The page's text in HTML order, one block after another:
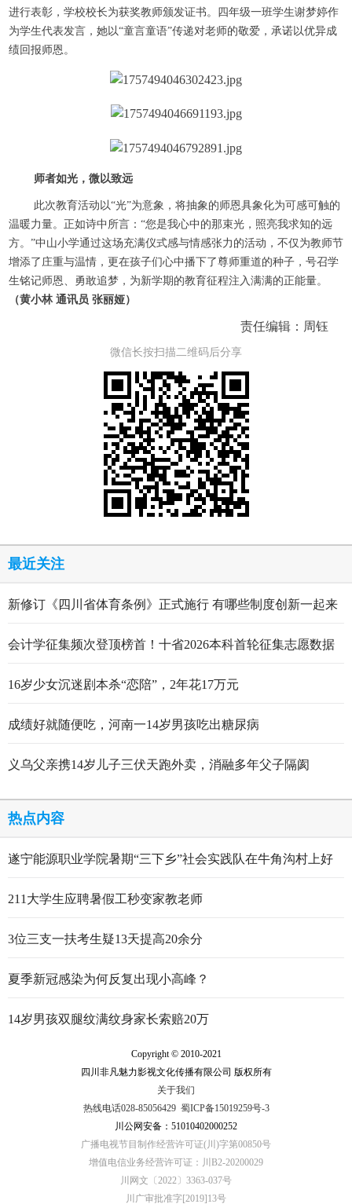
进行表彰，学校校长为获奖教师颁发证书。四年级一班学生谢梦婷作
为学生代表发言，她以“童言童语”传递对老师的敬爱，承诺以优异成
绩回报师恩。
师者如光，微以致远
此次教育活动以“光”为意象，将抽象的师恩具象化为可感可触的
温暖力量。正如诗中所言：“您是我心中的那束光，照亮我求知的远
方。”中山小学通过这场充满仪式感与情感张力的活动，不仅为教师节
增添了庄重与温情，更在孩子们心中播下了尊师重道的种子，号召学
生铭记师恩、勇敢追梦，为新学期的教育征程注入满满的正能量。
（黄小林 通讯员 张丽娅）
责任编辑：周钰
微信长按扫描二维码后分享
最近关注
新修订《四川省体育条例》正式施行 有哪些制度创新一起来
会计学征集频次登顶榜首！十省2026本科首轮征集志愿数据
16岁少女沉迷剧本杀“恋陪”，2年花17万元
成绩好就随便吃，河南一14岁男孩吃出糖尿病
义乌父亲携14岁儿子三伏天跑外卖，消融多年父子隔阂
热点内容
遂宁能源职业学院暑期“三下乡”社会实践队在牛角沟村上好
211大学生应聘暑假工秒变家教老师
3位三支一扶考生疑13天提高20余分
夏季新冠感染为何反复出现小高峰？
14岁男孩双腿纹满纹身家长索赔20万
Copyright © 2010-2021
四川非凡魅力影视文化传播有限公司 版权所有
关于我们
热线电话028-85056429 蜀ICP备15019259号-3
川公网安备：51010402000252
广播电视节目制作经营许可证(川)字第00850号
增值电信业务经营许可证：川B2-20200029
川网文〔2022〕3363-037号
川广审批准字[2019]13号